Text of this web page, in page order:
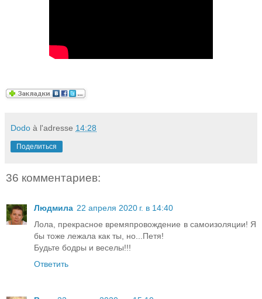
Dodo à l'adresse 14:28
Поделиться
36 комментариев:
Людмила 22 апреля 2020 г. в 14:40
Лола, прекрасное времяпровождение в самоизоляции! Я
бы тоже лежала как ты, но...Петя!
Будьте бодры и веселы!!!
Ответить